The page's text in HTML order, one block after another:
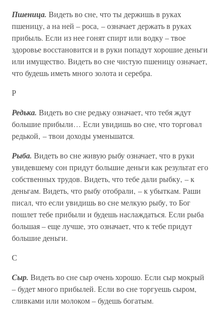
Пшеница. Видеть во сне, что ты держишь в руках
пшеницу, а на ней – роса, – означает держать в руках
прибыль. Если из нее гонят спирт или водку – твое
здоровье восстановится и в руки попадут хорошие деньги
или имущество. Видеть во сне чистую пшеницу означает,
что будешь иметь много золота и серебра.
Р
Редька. Видеть во сне редьку означает, что тебя ждут
большие прибыли… Если увидишь во сне, что торговал
редькой, – твои доходы уменьшатся.
Рыба. Видеть во сне живую рыбу означает, что в руки
увидевшему сон придут большие деньги как результат его
собственных трудов. Видеть, что тебе дали рыбку, – к
деньгам. Видеть, что рыбу отобрали, – к убыткам. Раши
писал, что если увидишь во сне мелкую рыбу, то Бог
пошлет тебе прибыли и будешь наслаждаться. Если рыба
большая – еще лучше, это означает, что к тебе придут
большие деньги.
С
Сыр. Видеть во сне сыр очень хорошо. Если сыр мокрый
– будет много прибылей. Если во сне торгуешь сыром,
сливками или молоком – будешь богатым.